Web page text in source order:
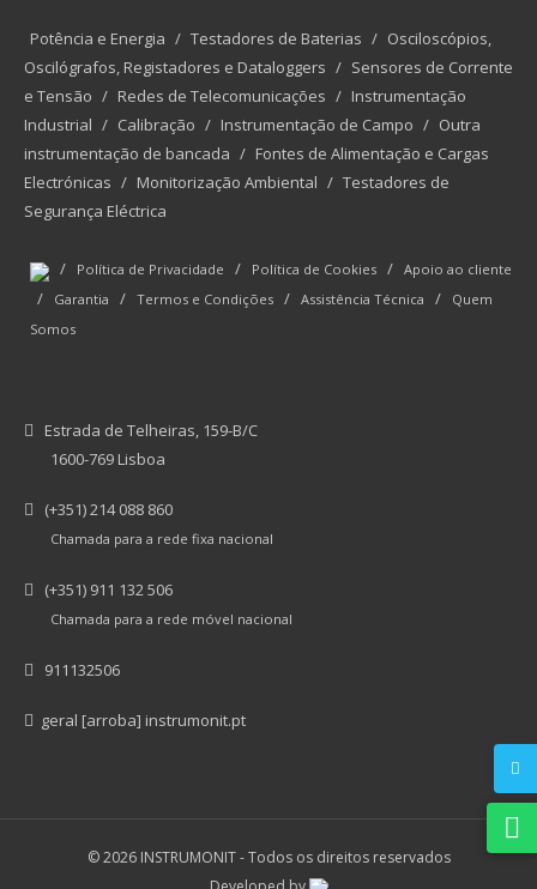
Potência e Energia / Testadores de Baterias / Osciloscópios,
Oscilógrafos, Registadores e Dataloggers / Sensores de Corrente
e Tensão / Redes de Telecomunicações / Instrumentação
Industrial / Calibração / Instrumentação de Campo / Outra
instrumentação de bancada / Fontes de Alimentação e Cargas
Electrónicas / Monitorização Ambiental / Testadores de
Segurança Eléctrica
/ Política de Privacidade / Política de Cookies / Apoio ao cliente
/ Garantia / Termos e Condições / Assistência Técnica /
Quem
Somos
Estrada de Telheiras, 159-B/C
1600-769 Lisboa
(+351) 214 088 860
Chamada para a rede fixa nacional
(+351) 911 132 506
Chamada para a rede móvel nacional
911132506
geral [arroba] instrumonit.pt
© 2026 INSTRUMONIT -Todos os direitos reservados